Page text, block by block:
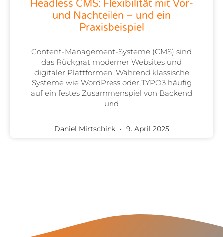
Headless CMS: Flexibilität mit Vor-
und Nachteilen – und ein
Praxisbeispiel
Content-Management-Systeme (CMS) sind
das Rückgrat moderner Websites und
digitaler Plattformen. Während klassische
Systeme wie WordPress oder TYPO3 häufig
auf ein festes Zusammenspiel von Backend
und
Daniel Mirtschink 9. April 2025